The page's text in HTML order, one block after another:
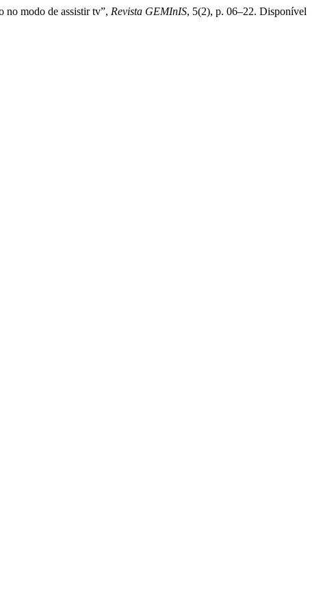
no modo de assistir tv”, Revista GEMInIS, 5(2), p. 06–22. Disponível